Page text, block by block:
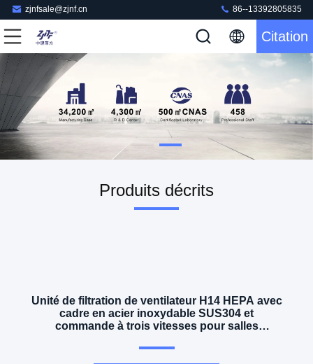
zjnfsale@zjnf.cn 86--13392805835
Citation
Produits décrits
Unité de filtration de ventilateur H14 HEPA avec
cadre en acier inoxydable SUS304 et
commande à trois vitesses pour salles